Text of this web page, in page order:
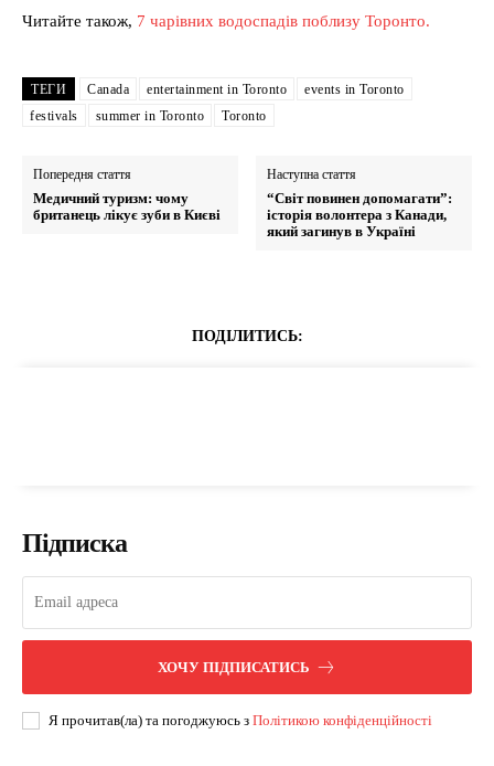
Читайте також, 7 чарівних водоспадів поблизу Торонто.
ТЕГИ Canada entertainment in Toronto
events in Toronto
festivals
summer in Toronto Toronto
Попередня стаття
Медичний туризм: чому
британець лікує зуби в Києві
Наступна стаття
“Світ повинен допомагати”:
історія волонтера з Канади,
який загинув в Україні
ПОДІЛИТИСЬ:
Підписка
ХОЧУ ПІДПИСАТИСЬ
Я прочитав(ла) та погоджуюсь з Політикою конфіденційності